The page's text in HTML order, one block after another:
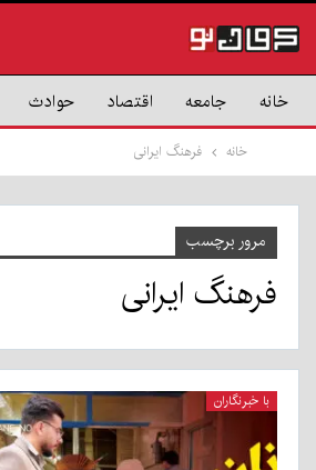
خانه جامعه اقتصاد حوادث
خانه فرهنگ ایرانی
مرور برچسب
فرهنگ ایرانی
با خبرنگاران